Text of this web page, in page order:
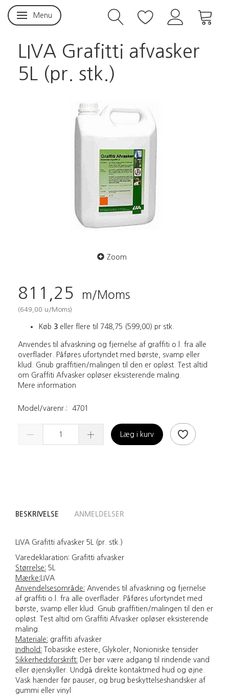
Skifte navigation
Menu
LIVA Grafitti afvasker
5L (pr. stk.)
Zoom
811,25 m/Moms
(649,00 u/Moms)
Køb 3 eller flere til 748,75 (599,00) pr stk.
Anvendes til afvaskning og fjernelse af graffiti o.l. fra alle
overflader. Påføres ufortyndet med børste, svamp eller
klud. Gnub graffitien/malingen til den er opløst. Test altid
om Graffiti Afvasker opløser eksisterende maling.
Mere information
Model/varenr.: 4701
Læg i kurv
BESKRIVELSE ANMELDELSER
LIVA Grafitti afvasker 5L (pr. stk.)
Varedeklaration: Grafitti afvasker
Størrelse: 5L
Mærke: LIVA
Anvendelsesområde: Anvendes til afvaskning og fjernelse
af graffiti o.l. fra alle overflader. Påføres ufortyndet med
børste, svamp eller klud. Gnub graffitien/malingen til den er
opløst. Test altid om Graffiti Afvasker opløser eksisterende
maling.
Materiale: graffiti afvasker
Indhold: Tobasiske estere, Glykoler, Nonioniske tensider
Sikkerhedsforskrift: Der bør være adgang til rindende vand
eller øjenskyller. Undgå direkte kontaktmed hud og øjne.
Vask hænder før pauser, og brug beskyttelseshandsker af
gummi eller vinyl